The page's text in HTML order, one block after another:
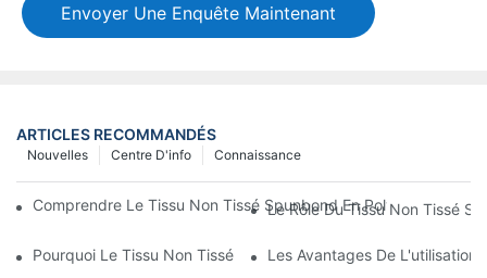
Envoyer Une Enquête Maintenant
ARTICLES RECOMMANDÉS
Connaissance
Centre D'info
Nouvelles
Comprendre Le Tissu Non Tissé Spunbond En Polypropylène
Le Rôle Du Tissu Non Tissé
Pourquoi Le Tissu Non Tissé En Polypropylène Est-Il Essentiel
Les Avantages De L'utilisation